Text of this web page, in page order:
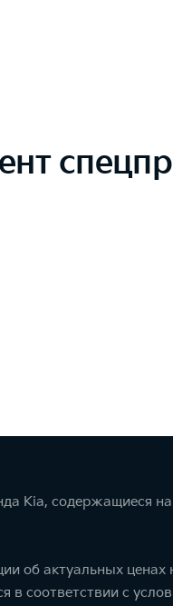
Kia, содержащиеся
об актуальных
в соответствии с